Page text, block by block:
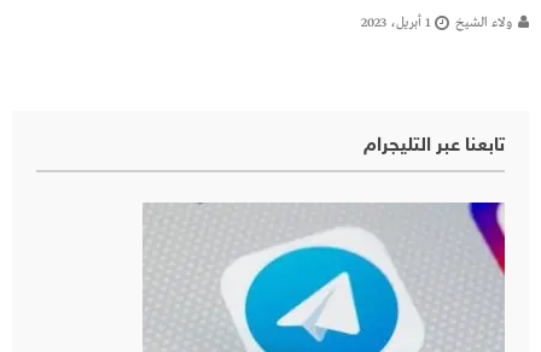
ولاء الشيخ 1 أبريل، 2023
تابعنا عبر التليجرام